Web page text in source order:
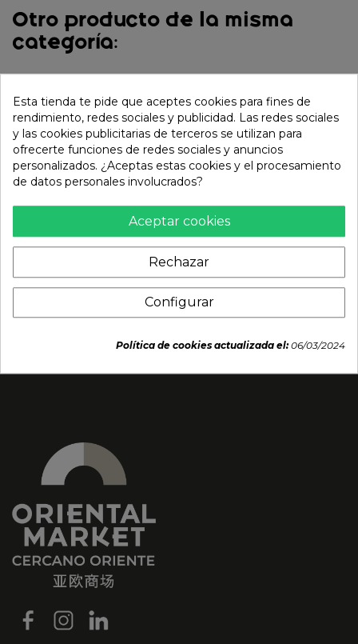
Otro producto de la misma
categoría:
Tónico Sinergia Full Fit
Esta tienda te pide que aceptes cookies para fines de
rendimiento, redes sociales y publicidad. Las redes sociales
y las cookies publicitarias de terceros se utilizan para
ofrecerte funciones de redes sociales y anuncios
personalizados. ¿Aceptas estas cookies y el procesamiento
de datos personales involucrados?
Aceptar cookies
Rechazar
Configurar
Política de cookies actualizada el:06/03/2024